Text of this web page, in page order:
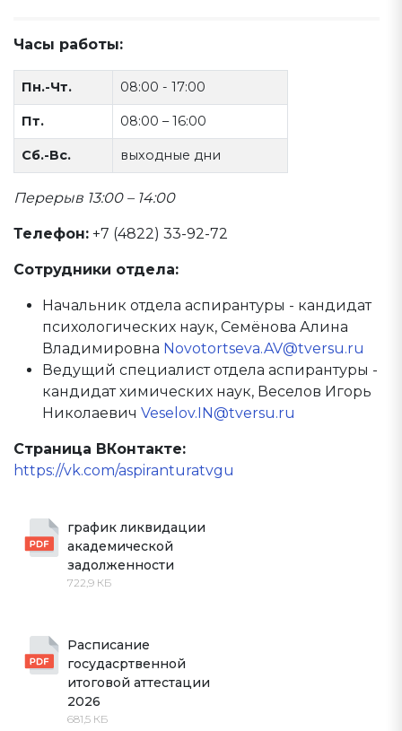
Часы работы:
Пн.-Чт. 08:00 - 17:00
Пт. 08:00 – 16:00
Сб.-Вс. выходные дни
Перерыв 13:00 – 14:00
Телефон: +7 (4822) 33-92-72
Сотрудники отдела:
Начальник отдела аспирантуры - кандидат
психологических наук, Семёнова Алина
Владимировна Novotortseva.AV@tversu.ru
Ведущий специалист отдела аспирантуры -
кандидат химических наук, Веселов Игорь
Николаевич Veselov.IN@tversu.ru
Страница ВКонтакте:
https://vk.com/aspiranturatvgu
график ликвидации
академической
задолженности
722,9 КБ
Расписание
госудасртвенной
итоговой аттестации
2026
681,5 КБ